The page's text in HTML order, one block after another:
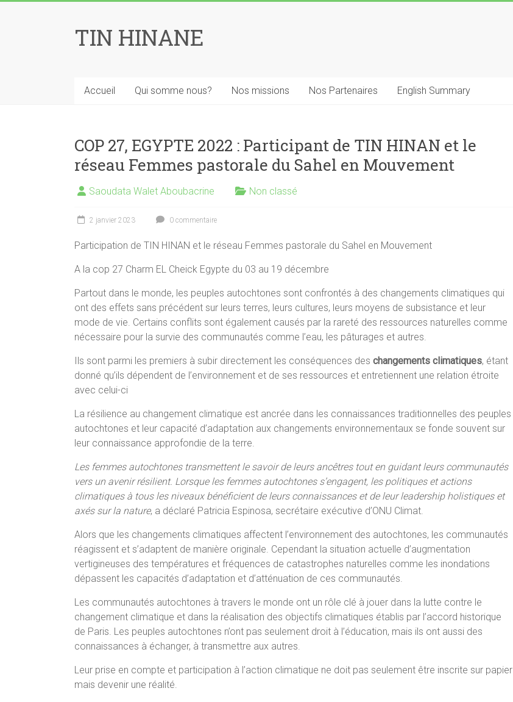
TIN HINANE
Accueil Qui somme nous? Nos missions Nos Partenaires English Summary
COP 27, EGYPTE 2022 : Participant de TIN HINAN et le
réseau Femmes pastorale du Sahel en Mouvement
Saoudata Walet Aboubacrine Non classé
2 janvier 2023 0 commentaire
Participation de TIN HINAN et le réseau Femmes pastorale du Sahel en Mouvement
A la cop 27 Charm EL Cheick Egypte du 03 au 19 décembre
Partout dans le monde, les peuples autochtones sont confrontés à des changements climatiques qui
ont des effets sans précédent sur leurs terres, leurs cultures, leurs moyens de subsistance et leur
mode de vie. Certains conflits sont également causés par la rareté des ressources naturelles comme
nécessaire pour la survie des communautés comme l’eau, les pâturages et autres.
Ils sont parmi les premiers à subir directement les conséquences des changements climatiques, étant
donné qu’ils dépendent de l’environnement et de ses ressources et entretiennent une relation étroite
avec celui-ci
La résilience au changement climatique est ancrée dans les connaissances traditionnelles des peuples
autochtones et leur capacité d’adaptation aux changements environnementaux se fonde souvent sur
leur connaissance approfondie de la terre.
Les femmes autochtones transmettent le savoir de leurs ancêtres tout en guidant leurs communautés
vers un avenir résilient. Lorsque les femmes autochtones s’engagent, les politiques et actions
climatiques à tous les niveaux bénéficient de leurs connaissances et de leur leadership holistiques et
axés sur la nature, a déclaré Patricia Espinosa, secrétaire exécutive d’ONU Climat.
Alors que les changements climatiques affectent l’environnement des autochtones, les communautés
réagissent et s’adaptent de manière originale. Cependant la situation actuelle d’augmentation
vertigineuses des températures et fréquences de catastrophes naturelles comme les inondations
dépassent les capacités d’adaptation et d’atténuation de ces communautés.
Les communautés autochtones à travers le monde ont un rôle clé à jouer dans la lutte contre le
changement climatique et dans la réalisation des objectifs climatiques établis par l’accord historique
de Paris. Les peuples autochtones n’ont pas seulement droit à l’éducation, mais ils ont aussi des
connaissances à échanger, à transmettre aux autres.
Leur prise en compte et participation à l’action climatique ne doit pas seulement être inscrite sur papier
mais devenir une réalité.